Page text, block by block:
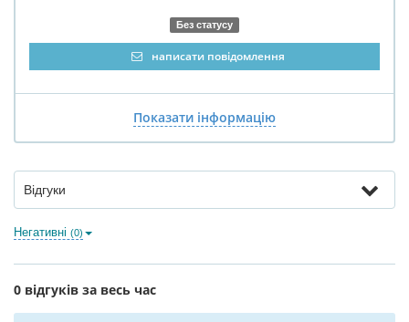
Без статусу
написати повідомлення
Показати інформацію
Відгуки
Негативні (0)
0 відгуків за весь час